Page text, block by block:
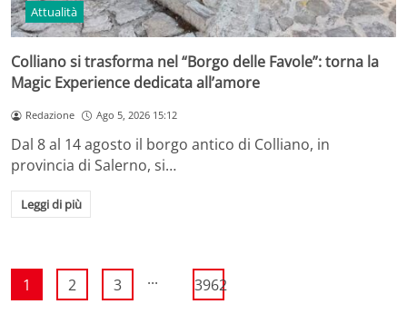
Attualità
Colliano si trasforma nel “Borgo delle Favole”: torna la
Magic Experience dedicata all’amore
Redazione Ago 5, 2026 15:12
Dal 8 al 14 agosto il borgo antico di Colliano, in
provincia di Salerno, si…
Leggi di più
1 2 3 ... 3962